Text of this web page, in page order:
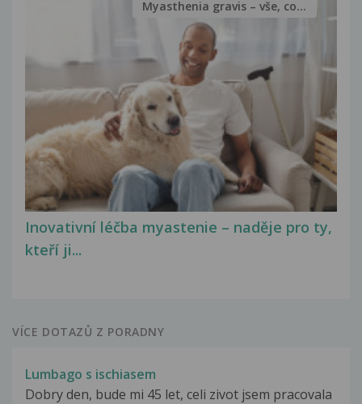
Inovativní léčba myastenie – naděje pro ty,
kteří ji...
Myasthenia gravis – vše, co...
VÍCE DOTAZŮ Z PORADNY
Lumbago s ischiasem
Dobry den, bude mi 45 let, celi zivot jsem pracovala